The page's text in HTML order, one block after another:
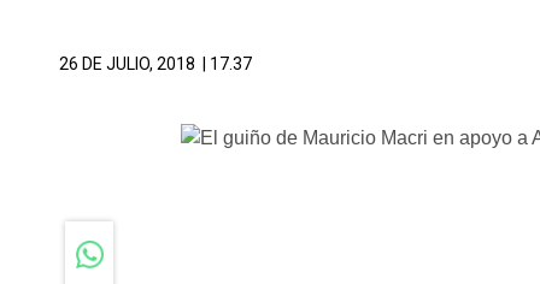
26 DE JULIO, 2018 | 17.37